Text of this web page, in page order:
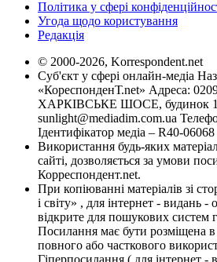
Політика у сфері
Угода щодо користування
Редакція
© 2000-2026, Korrespondent.net
Суб'єкт у сфері онлайн-медіа
«КореспонденТ.net» Адреса:
ХАРКІВСЬКЕ ШОСЕ, будинок
sunlight@mediadim.com.ua
Ідентифікатор медіа – R40-06068
Використання будь-яких
сайті, дозволяється за умови
Корреспондент.net.
При копіюванні матеріалів зі
і світу» , для інтернет - видань -
відкрите для пошукових систем
Посилання має бути розміщена в
повного або часткового
Гіперпосилання ( для інтернет -